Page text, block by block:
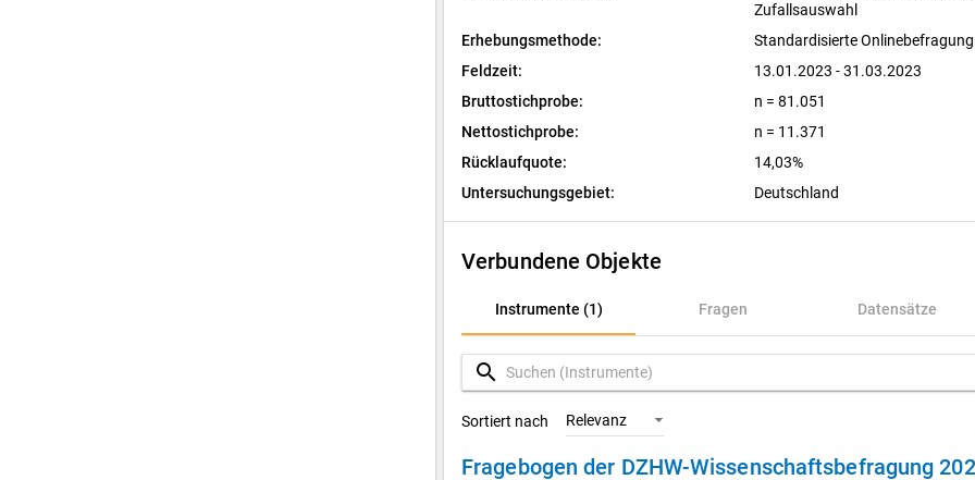
Zufallsauswahl
Erhebungsmethode:
Standardisierte Onlinebefragung
Feldzeit:
13.01.2023 - 31.03.2023
Bruttostichprobe:
n = 81.051
Nettostichprobe:
n = 11.371
Rücklaufquote:
14,03%
Untersuchungsgebiet:
Deutschland
Verbundene Objekte
Instrumente (1) Fragen Datensätze
Instrumente (1)
Fragen
Datensätze
Variablen
search
Sortiert nach Relevanz
Fragebogen der DZHW-Wissenschaftsbefragung